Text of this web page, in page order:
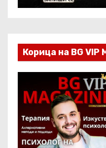
Корица на BG VIP